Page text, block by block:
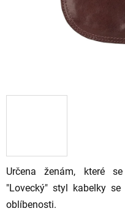
Určena ženám, které
"Lovecký" styl kabelky
oblíbenosti.